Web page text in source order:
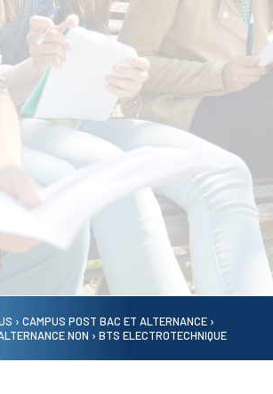
› CAMPUS POST BAC ET ALTERNANCE ›
NON › BTS ELECTROTECHNIQUE